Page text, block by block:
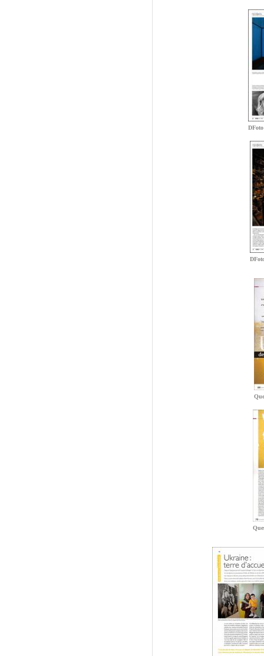
DFoto